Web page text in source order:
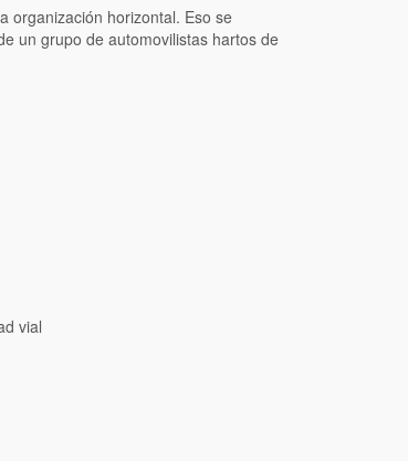
organización horizontal. Eso se
un grupo de automovilistas hartos de
vial